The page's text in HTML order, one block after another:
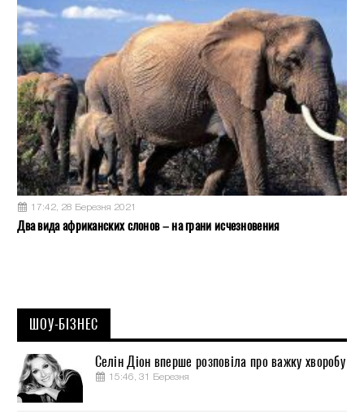
17:42, 28 Березня 2021
Два вида африканских слонов – на грани исчезновения
ШОУ-БІЗНЕС
Селін Діон вперше розповіла про важку хворобу
15:46, 31 Березня